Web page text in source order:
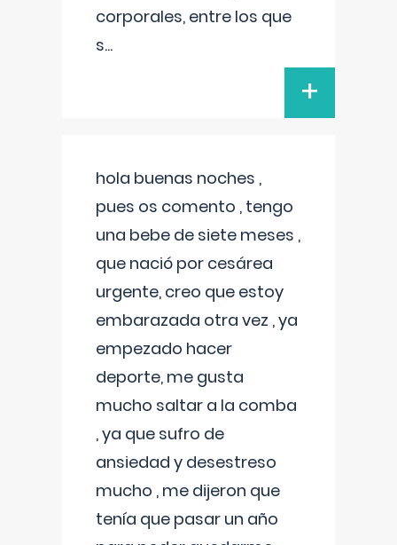
corporales, entre los que
s...
+
hola buenas noches ,
pues os comento , tengo
una bebe de siete meses ,
que nació por cesárea
urgente, creo que estoy
embarazada otra vez , ya
empezado hacer
deporte, me gusta
mucho saltar a la comba
, ya que sufro de
ansiedad y desestreso
mucho , me dijeron que
tenía que pasar un año